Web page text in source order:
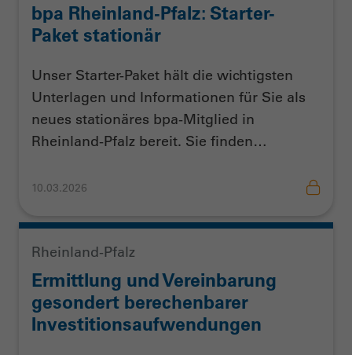
bpa Rheinland-Pfalz: Starter-
Paket stationär
Unser Starter-Paket hält die wichtigsten
Unterlagen und Informationen für Sie als
neues stationäres bpa-Mitglied in
Rheinland-Pfalz bereit. Sie finden…
10.03.2026
Rheinland-Pfalz
Ermittlung und Vereinbarung
gesondert berechenbarer
Investitionsaufwendungen